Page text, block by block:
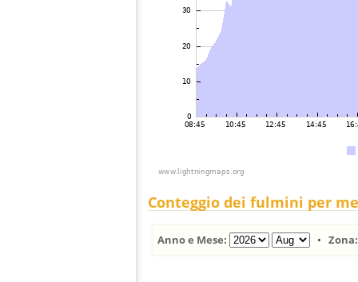
Conteggio dei fulmini per
Anno e Mese: •